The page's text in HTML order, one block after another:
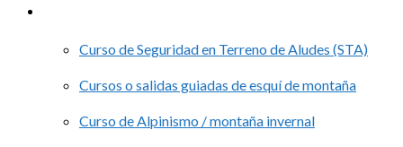
Curso de Seguridad en Terreno de Aludes (STA)
Cursos o salidas guiadas de esquí de montaña
Curso de Alpinismo / montaña invernal